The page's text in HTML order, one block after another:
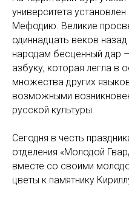
университета
Мефодию. Великие
одиннадцать веков
народам бесценный дар
азбуку, которая легла в
множества других
возможными
русской культуры.
Сегодня в честь
отделения «Молодой
вместе со своими
цветы к памятнику